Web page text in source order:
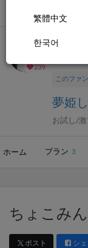
繁體中文
한국어
239
全年齢向け
このファ
夢姫
お試し/
ホーム プラン 3
ちょこみ
ポスト シ